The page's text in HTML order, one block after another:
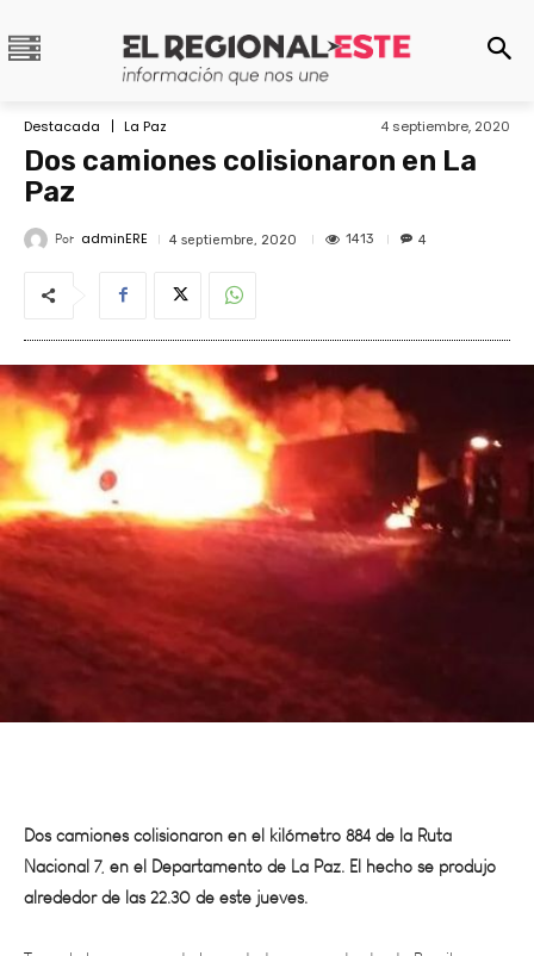
Destacada La Paz 4 septiembre, 2020
Dos camiones colisionaron en La
Paz
Por adminERE 4 septiembre, 2020 1413 4
Nacional 7, en el Departamento de La Paz. El hecho se produjo
alrededor de las 22.30 de este jueves.
Tras el choque, uno de los rodados, con patente de Brasil, se